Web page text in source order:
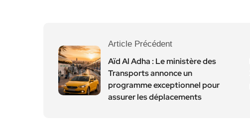
Article Précédent
Aïd Al Adha : Le ministère des
Transports annonce un
programme exceptionnel pour
assurer les déplacements